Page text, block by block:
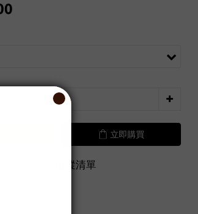
立即購買
加入追蹤清單